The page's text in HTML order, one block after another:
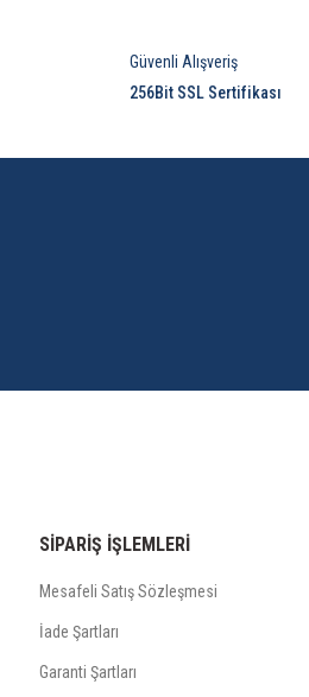
Güvenli Alışveriş
256Bit SSL Sertifikası
SİPARİŞ İŞLEMLERİ
Mesafeli Satış Sözleşmesi
İade Şartları
Garanti Şartları